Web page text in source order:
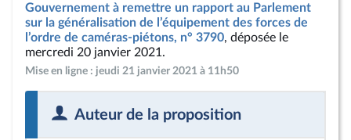
Gouvernement à remettre un rapport au Parlement
sur la généralisation de l’équipement des forces de
l’ordre de caméras-piétons, n° 3790, déposée le
mercredi 20 janvier 2021.
Mise en ligne : jeudi 21 janvier 2021 à 11h50
Auteur de la proposition